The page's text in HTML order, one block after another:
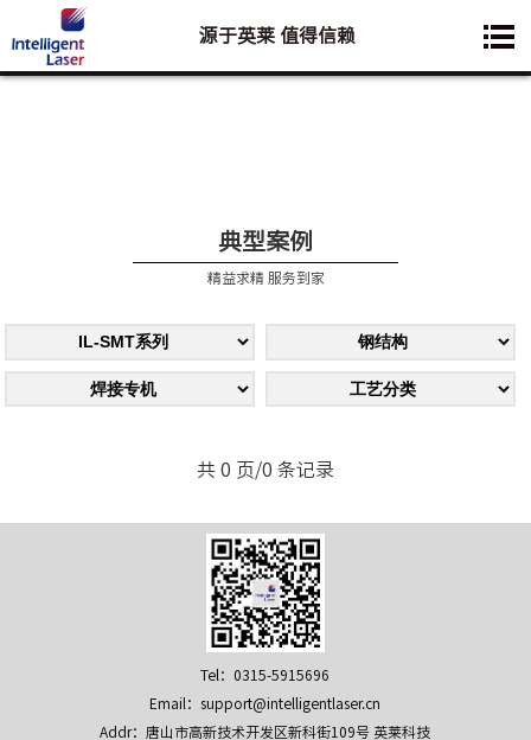
您想要了解的业务是:
源于英莱 值得信赖
典型案例
精益求精 服务到家
共 0 页/0 条记录
Tel：0315-5915696
Email：support@intelligentlaser.cn
Addr：唐山市高新技术开发区新科街109号 英莱科技